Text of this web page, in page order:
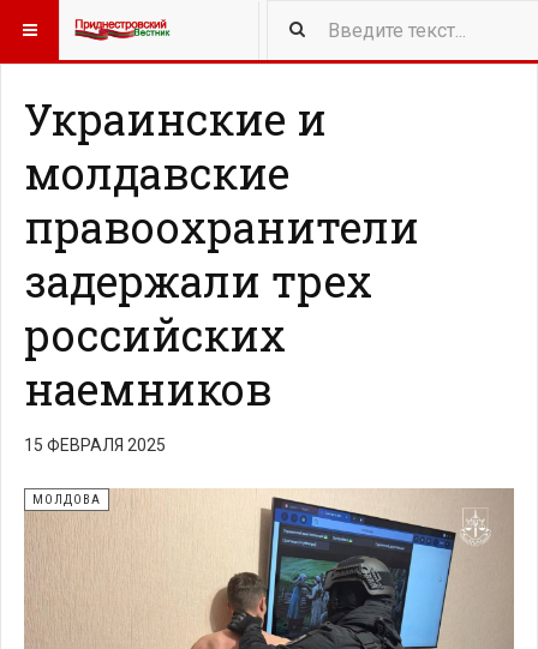
417 NEW ARTICLES
Украинские и
молдавские
правоохранители
задержали трех
российских
наемников
15 ФЕВРАЛЯ 2025
МОЛДОВА